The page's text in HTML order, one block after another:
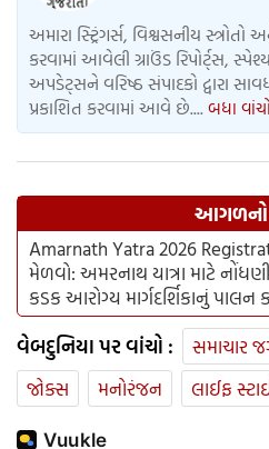
અમારા સ્ટ્રિંગર્સ, વિશ્વસનીય સ્ત્રોતો
કરવામાં આવેલી ગ્રાઉંડ રિપોર્ટ્સ,
અપડેટ્સને વરિષ્ઠ સંપાદકો દ્વારા
પ્રકાશિત કરવામાં આવે છે.... બધા વાંચો
Amarnath Yatra 2026
મેળવો: અમરનાથ યાત્રા માટે
કડક આરોગ્ય માર્ગદર્શિકાનું
વેબદુનિયા પર વાંચો : સમાચાર
જોક્સ
મનોરંજન લાઈફ